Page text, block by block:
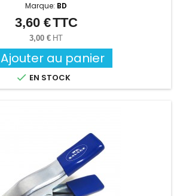
Marque: BD
Prix
3,60 €TTC
3,00 € HT
Ajouter au panier
 EN STOCK